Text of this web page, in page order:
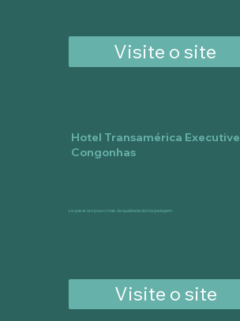
Visite o site
Hotel Transamérica Executive
Congonhas
se quiser um pouco mais de qualidade da hospedagem
Visite o site